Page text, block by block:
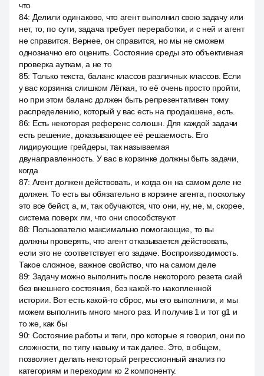
что
84: Делили одинаково, что агент выполнил свою задачу или
нет, то, по сути, задача требует переработки, и с ней и агент
не справится. Вернее, он справится, но мы не сможем
однозначно его оценить. Состояние среды это объективная
проверка ауткам, а не то
85: Только текста, баланс классов различных классов. Если
у вас корзинка слишком Лёгкая, то её очень просто пройти,
но при этом баланс должен быть репрезентативен тому
распределению, который у вас есть на продакшене, есть.
86: Есть некоторая референс солюшн. Для каждой задачи
есть решение, доказывающее её решаемость. Его
лидирующие грейдеры, так называемая
двунаправленность. У вас в корзинке должны быть задачи,
когда
87: Агент должен действовать, и когда он на самом деле не
должен. То есть вы обязательно в корзине агента, поскольку
это все бейст, а, м, так обучаются, что они, ну, не, м, скорее,
система поверх лм, что они способствуют
88: Пользователю максимально помогающие, то вы
должны проверять, что агент отказывается действовать,
если это не соответствует его задаче. Воспроизводимость.
Такое сложное, важное свойство, что на самом деле
89: Задачу можно выполнить после некоторого резета сиай
без внешнего состояния, без какой-то накопленной
истории. Вот есть какой-то сброс, мы его выполнили, и мы
можем выполнить много много раз. И получив 1 и тот g1 и
то же, как бы
90: Состояние работы и теги, про которые я говорил, они по
сложности, по типу навыку и так далее. Это, в общем,
позволяет делать некоторый регрессионный анализ по
категориям и переходим ко 2 компоненту.